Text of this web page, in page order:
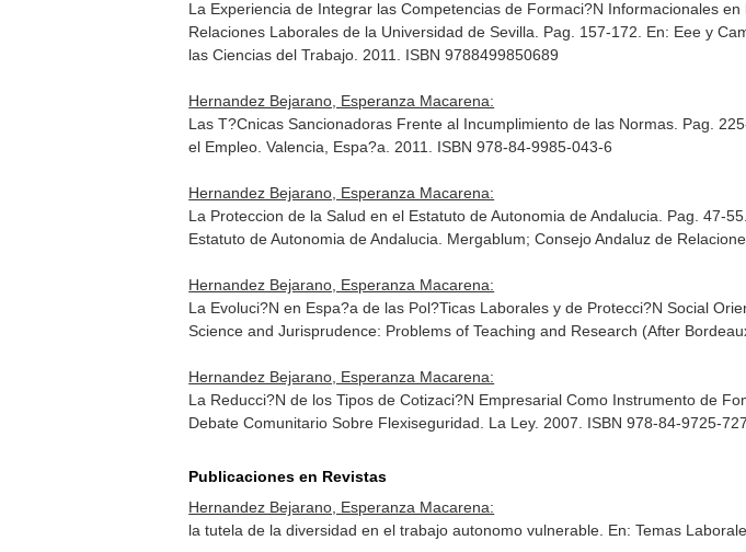
La Experiencia de Integrar las Competencias de Formaci?N Informacionales
Relaciones Laborales de la Universidad de Sevilla. Pag. 157-172. En: Eee y
las Ciencias del Trabajo . 2011. ISBN 9788499850689
Hernandez Bejarano, Esperanza Macarena:
Las T?Cnicas Sancionadoras Frente al Incumplimiento de las Normas. Pag.
el Empleo . Valencia, Espa?a. 2011. ISBN 978-84-9985-043-6
Hernandez Bejarano, Esperanza Macarena:
La Proteccion de la Salud en el Estatuto de Autonomia de Andalucia. Pag. 47-55.
Estatuto de Autonomia de Andalucia . Mergablum; Consejo Andaluz de
Hernandez Bejarano, Esperanza Macarena:
La Evoluci?N en Espa?a de las Pol?Ticas Laborales y de Protecci?N Social
Science and Jurisprudence: Problems of Teaching and Research (After
Hernandez Bejarano, Esperanza Macarena:
La Reducci?N de los Tipos de Cotizaci?N Empresarial Como Instrumento de
Debate Comunitario Sobre Flexiseguridad . La Ley. 2007. ISBN 978-84-9725-
Publicaciones en Revistas
Hernandez Bejarano, Esperanza Macarena:
la tutela de la diversidad en el trabajo autonomo vulnerable. En: Temas